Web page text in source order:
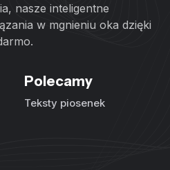
nasze inteligentne
w mgnieniu oka dzięki
Polecamy
Teksty piosenek